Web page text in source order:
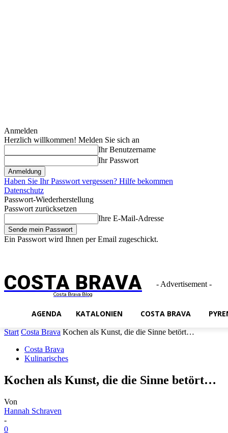
Anmelden
Herzlich willkommen! Melden Sie sich an
Ihr Benutzername
Ihr Passwort
Haben Sie Ihr Passwort vergessen? Hilfe bekommen
Datenschutz
Passwort-Wiederherstellung
Passwort zurücksetzen
Ihre E-Mail-Adresse
Ein Passwort wird Ihnen per Email zugeschickt.
COSTA BRAVA
Costa Brava Blog
- Advertisement -
AGENDA KATALONIEN COSTA BRAVA
Start Costa Brava Kochen als Kunst, die die Sinne betört…
Costa Brava
Kulinarisches
Kochen als Kunst, die die Sinne betört…
Von
Hannah Schraven
-
0